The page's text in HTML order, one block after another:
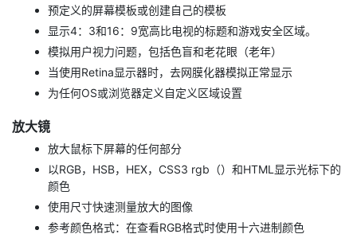
预定义的屏幕模板或创建自己的模板
显示4：3和16：9宽高比电视的标题和游戏安全区域。
模拟用户视力问题，包括色盲和老花眼（老年）
当使用Retina显示器时，去网膜化器模拟正常显示
为任何OS或浏览器定义自定义区域设置
放大镜
放大鼠标下屏幕的任何部分
以RGB，HSB，HEX，CSS3 rgb（）和HTML显示光标下的
颜色
使用尺寸快速测量放大的图像
参考颜色格式：在查看RGB格式时使用十六进制颜色